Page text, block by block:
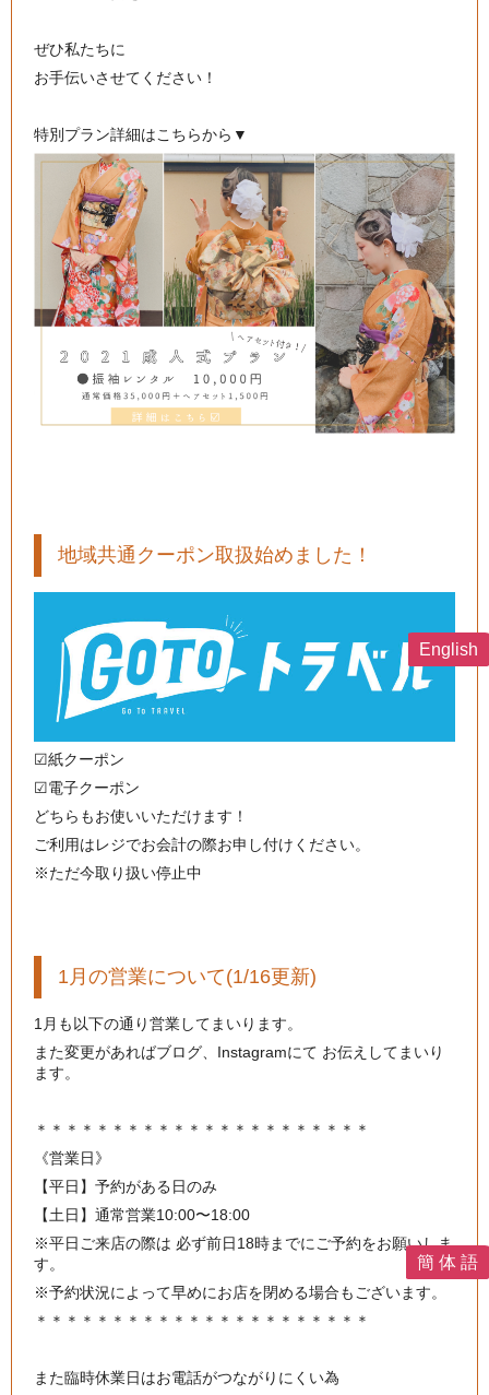
ぜひ私たちに
お手伝いさせてください！
特別プラン詳細はこちらから▼
地域共通クーポン取扱始めました！
☑︎紙クーポン
☑︎電子クーポン
どちらもお使いいただけます！
ご利用はレジでお会計の際お申し付けください。
※ただ今取り扱い停止中
1月の営業について(1/16更新)
1月も以下の通り営業してまいります。
また変更があればブログ、Instagramにて お伝えしてまいり
ます。
＊＊＊＊＊＊＊＊＊＊＊＊＊＊＊＊＊＊＊＊＊＊
《営業日》
【平日】予約がある日のみ
【土日】通常営業10:00〜18:00
※平日ご来店の際は 必ず前日18時までにご予約をお願いしま
す。
※予約状況によって早めにお店を閉める場合もございます。
＊＊＊＊＊＊＊＊＊＊＊＊＊＊＊＊＊＊＊＊＊＊
また臨時休業日はお電話がつながりにくい為
English
簡 体 語